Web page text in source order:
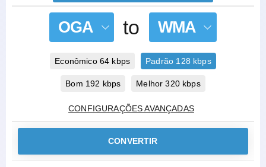
OGA to WMA
Econômico 64 kbps Padrão 128 kbps
Bom 192 kbps Melhor 320 kbps
CONFIGURAÇÕES AVANÇADAS
CONVERTIR